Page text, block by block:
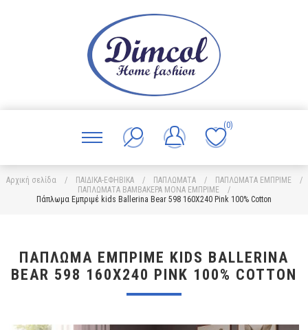
(0)
Αρχική σελίδα / ΠΑΙΔΙΚΑ-ΕΦΗΒΙΚΑ / ΠΑΠΛΩΜΑΤΑ / ΠΑΠΛΩΜΑΤΑ ΕΜΠΡΙΜΕ
/
ΠΑΠΛΩΜΑΤΑ ΒΑΜΒΑΚΕΡΑ ΜΟΝΑ ΕΜΠΡΙΜΕ
/
Πάπλωμα Εμπριμέ kids Ballerina Bear 598 160X240 Pink 100% Cotton
ΠΆΠΛΩΜΑ ΕΜΠΡΙΜΈ KIDS BALLERINA
BEAR 598 160X240 PINK 100% COTTON